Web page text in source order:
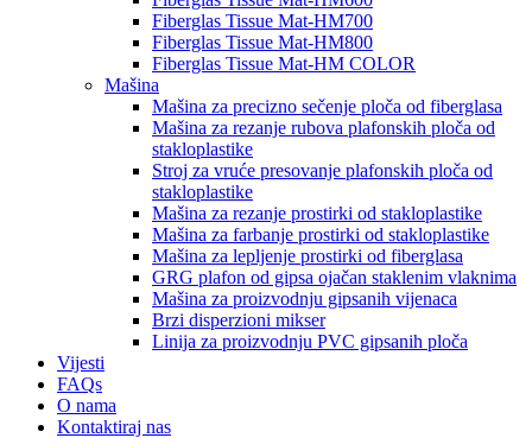
Fiberglas Tissue Mat-HM700
Fiberglas Tissue Mat-HM800
Fiberglas Tissue Mat-HM COLOR
Mašina
Mašina za precizno sečenje ploča od fiberglasa
Mašina za rezanje rubova plafonskih ploča od
stakloplastike
Stroj za vruće presovanje plafonskih ploča od
stakloplastike
Mašina za rezanje prostirki od stakloplastike
Mašina za farbanje prostirki od stakloplastike
Mašina za lepljenje prostirki od fiberglasa
GRG plafon od gipsa ojačan staklenim vlaknima
Mašina za proizvodnju gipsanih vijenaca
Brzi disperzioni mikser
Linija za proizvodnju PVC gipsanih ploča
Vijesti
FAQs
O nama
Kontaktiraj nas